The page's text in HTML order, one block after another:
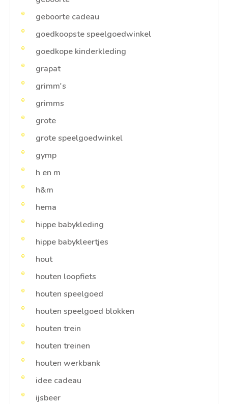
geboorte cadeau
goedkoopste speelgoedwinkel
goedkope kinderkleding
grapat
grimm's
grimms
grote
grote speelgoedwinkel
gymp
h en m
h&m
hema
hippe babykleding
hippe babykleertjes
hout
houten loopfiets
houten speelgoed
houten speelgoed blokken
houten trein
houten treinen
houten werkbank
idee cadeau
ijsbeer